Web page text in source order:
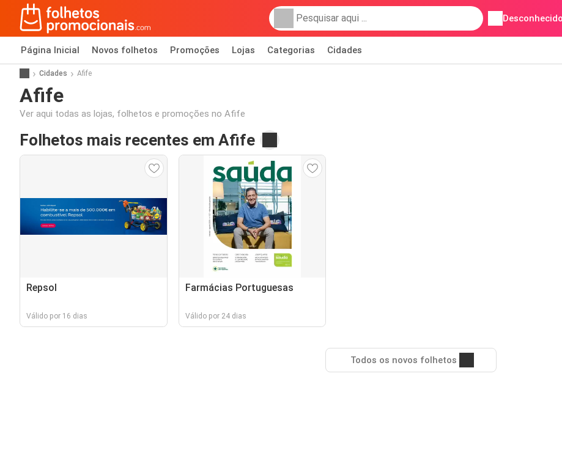
Desconhecido
Página Inicial Novos folhetos Promoções Lojas Categorias Cidades
Cidades Afife
Afife
Ver aqui todas as lojas, folhetos e promoções no Afife
Folhetos mais recentes em Afife
Repsol
Válido por 16 dias
Farmácias Portuguesas
Válido por 24 dias
Todos os novos folhetos